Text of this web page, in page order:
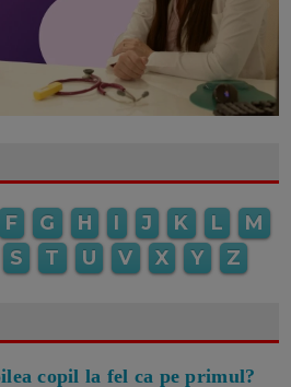
F G H I J K L
M
S T U V X Y Z
copil la fel ca pe primul?